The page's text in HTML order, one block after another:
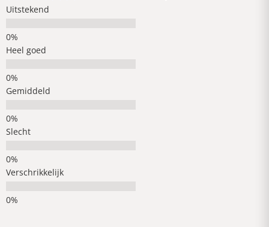
Uitstekend
Heel goed
Gemiddeld
Slecht
Verschrikkelijk